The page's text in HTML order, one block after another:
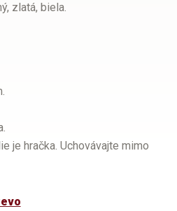
zlatá, biela.
je hračka. Uchovávajte mimo